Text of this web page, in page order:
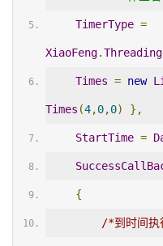
TimerType =
XiaoFeng.Threading
Times = new
Times (4,0,0) },
StartTime =
{
/*到时间